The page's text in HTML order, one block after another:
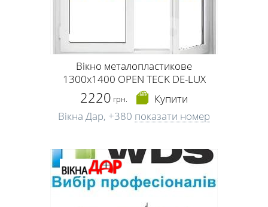
Вікно металопластикове
1300х1400 OPEN TECK DE-LUX
2220 грн.
Купити
Вікна Дар, +380 показати номер